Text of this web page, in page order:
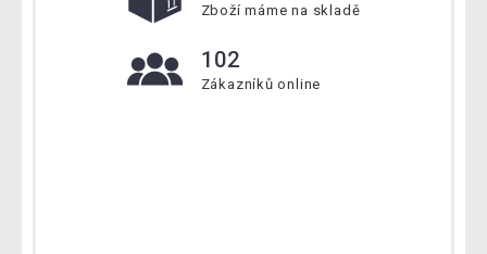
Zboží máme na skladě
102
Zákazníků online